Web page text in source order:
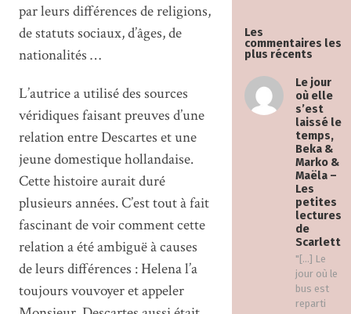
Les
commentaires les
plus récents
Le jour
où elle
s’est
laissé le
temps,
Beka &
Marko &
Maëla –
Les
petites
lectures
de
Scarlett
"[…] Le
jour où le
bus est
reparti
par leurs différences de religions,
de statuts sociaux, d’âges, de
nationalités …
L’autrice a utilisé des sources
véridiques faisant preuves d’une
relation entre Descartes et une
jeune domestique hollandaise.
Cette histoire aurait duré
plusieurs années. C’est tout à fait
fascinant de voir comment cette
relation a été ambiguë à causes
de leurs différences : Helena l’a
toujours vouvoyer et appeler